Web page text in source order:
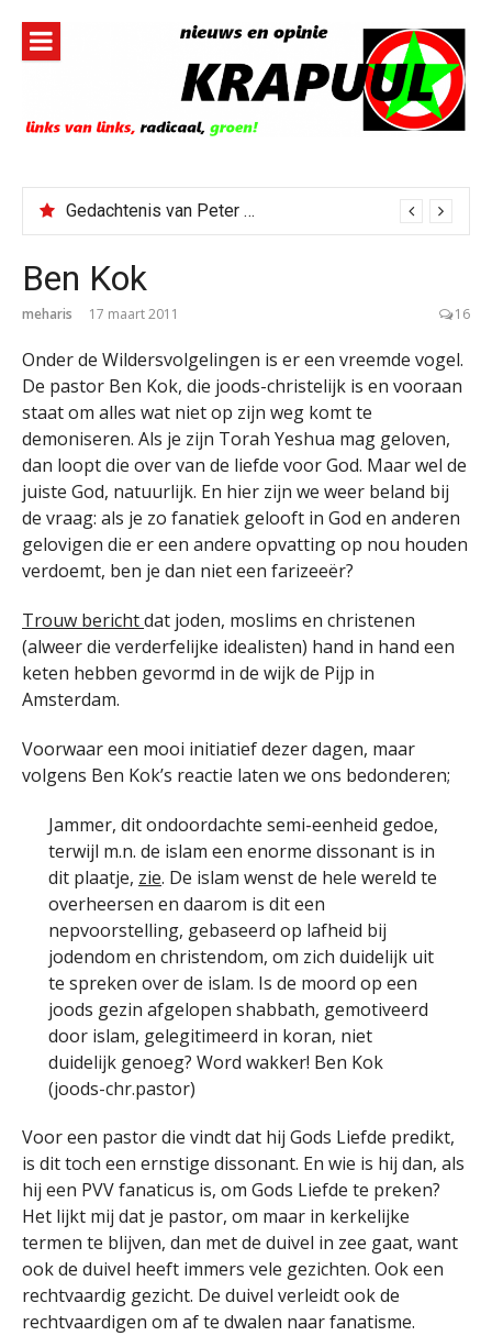
inhoud
Todd Blanche benoemd tot Attorney General
Ben Kok
meharis 17 maart 2011 16
Onder de Wildersvolgelingen is er een vreemde vogel.
De pastor Ben Kok, die joods-christelijk is en vooraan
staat om alles wat niet op zijn weg komt te
demoniseren. Als je zijn Torah Yeshua mag geloven,
dan loopt die over van de liefde voor God. Maar wel de
juiste God, natuurlijk. En hier zijn we weer beland bij
de vraag: als je zo fanatiek gelooft in God en anderen
gelovigen die er een andere opvatting op nou houden
verdoemt, ben je dan niet een farizeeër?
Trouw berichtdat joden, moslims en christenen
(alweer die verderfelijke idealisten) hand in hand een
keten hebben gevormd in de wijk de Pijp in
Amsterdam.
Voorwaar een mooi initiatief dezer dagen, maar
volgens Ben Kok’s reactie laten we ons bedonderen;
Jammer, dit ondoordachte semi-eenheid gedoe,
terwijl m.n. de islam een enorme dissonant is in
dit plaatje, zie. De islam wenst de hele wereld te
overheersen en daarom is dit een
nepvoorstelling, gebaseerd op lafheid bij
jodendom en christendom, om zich duidelijk uit
te spreken over de islam. Is de moord op een
joods gezin afgelopen shabbath, gemotiveerd
door islam, gelegitimeerd in koran, niet
duidelijk genoeg? Word wakker! Ben Kok
(joods-chr.pastor)
Voor een pastor die vindt dat hij Gods Liefde predikt,
is dit toch een ernstige dissonant. En wie is hij dan, als
hij een PVV fanaticus is, om Gods Liefde te preken?
Het lijkt mij dat je pastor, om maar in kerkelijke
termen te blijven, dan met de duivel in zee gaat, want
ook de duivel heeft immers vele gezichten. Ook een
rechtvaardig gezicht. De duivel verleidt ook de
rechtvaardigen om af te dwalen naar fanatisme.